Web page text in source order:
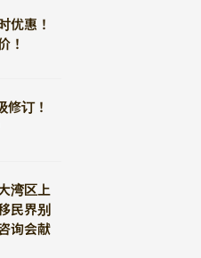
优惠！
！
修订！
湾区上
民界别
询会献